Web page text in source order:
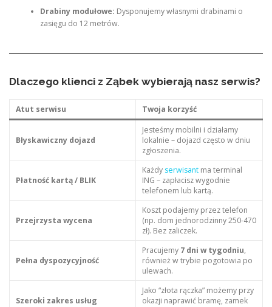
Drabiny modułowe: Dysponujemy własnymi drabinami o
zasięgu do 12 metrów.
Dlaczego klienci z Ząbek wybierają nasz serwis?
Atut serwisu Twoja korzyść
Błyskawiczny dojazd
Jesteśmy mobilni i działamy
lokalnie – dojazd często w dniu
zgłoszenia.
Płatność kartą / BLIK
Każdy serwisantma terminal
ING – zapłacisz wygodnie
telefonem lub kartą.
Przejrzysta wycena
Koszt podajemy przez telefon
(np. dom jednorodzinny 250-470
zł). Bez zaliczek.
Pełna dyspozycyjność
Pracujemy 7 dni w tygodniu,
również w trybie pogotowia po
ulewach.
Szeroki zakres usług
Jako “złota rączka” możemy przy
okazji naprawić bramę, zamek